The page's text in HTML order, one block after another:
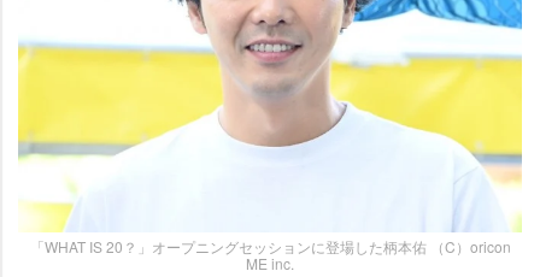
「WHAT IS 20？」オープニングセッションに登場した柄本佑 （C）oricon
ME inc.